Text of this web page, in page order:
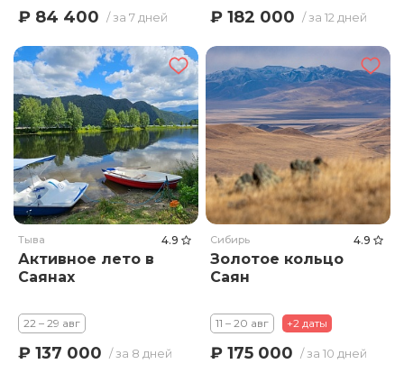
₽ 84 400 / за 7 дней ₽ 182 000 / за 12 дней
Тыва 4.9
Активное лето в
Саянах
22 – 29 авг
₽ 137 000 / за 8 дней
Сибирь 4.9
Золотое кольцо
Саян
11 – 20 авг +2 даты
₽ 175 000 / за 10 дней